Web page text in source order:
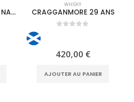
THE GLENLIVET 16 ANS NADURRA
WHISKY
CRAGGANMORE 29 ANS
420,00 €
AJOUTER AU PANIER